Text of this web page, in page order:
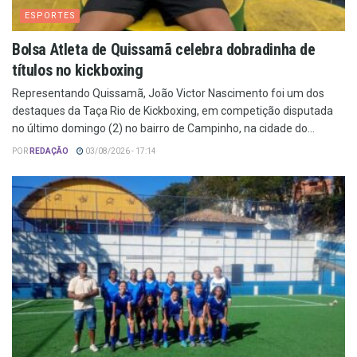
ESPORTES
Bolsa Atleta de Quissamã celebra dobradinha de
títulos no kickboxing
Representando Quissamã, João Victor Nascimento foi um dos
destaques da Taça Rio de Kickboxing, em competição disputada
no último domingo (2) no bairro de Campinho, na cidade do...
POR REDAÇÃO 03/08/2026 - 17:14